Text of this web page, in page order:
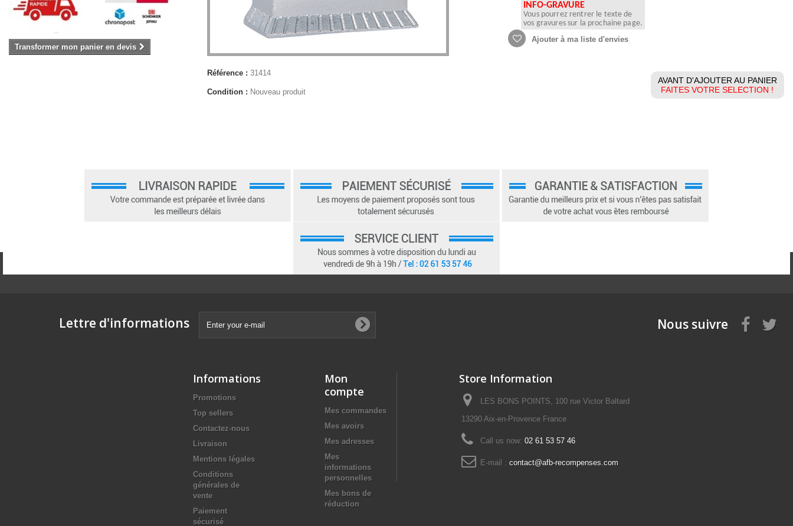
Transformer mon panier en devis
Référence : 31414
Condition : Nouveau produit
INFO-GRAVURE
Vous pourrez rentrer le texte de
vos gravures sur la prochaine page.
Ajouter à ma liste d'envies
AVANT D'AJOUTER AU PANIER
FAITES VOTRE SELECTION !
Lettre d'informations Nous suivre
Informations
Promotions
Top sellers
Contactez-nous
Livraison
Mentions légales
Conditions
générales de
vente
Paiement
sécurisé
Mon
compte
Mes commandes
Mes avoirs
Mes adresses
Mes
informations
personnelles
Mes bons de
réduction
Store Information
LES BONS POINTS, 100 rue Victor Baltard
13290 Aix-en-Provence France
Call us now: 02 61 53 57 46
E-mail : contact@afb-recompenses.com